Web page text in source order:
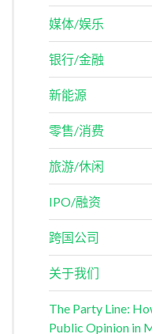
媒体/娱乐
银行/金融
新能源
零售/消费
旅游/休闲
IPO/融资
跨国公司
关于我们
The Party Line:
Public Opinion in